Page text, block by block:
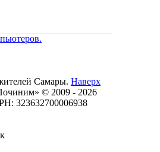
Самары. Наверх
© 2009 - 2026
323632700006938